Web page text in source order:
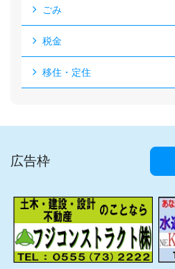
ごみ
税金
移住・定住
広告枠